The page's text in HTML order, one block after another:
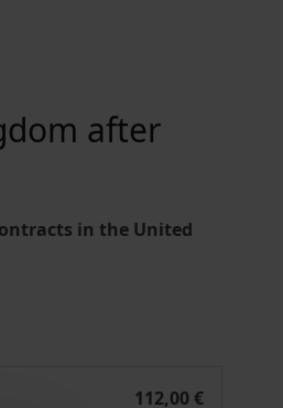
after
in the United
112,00 €